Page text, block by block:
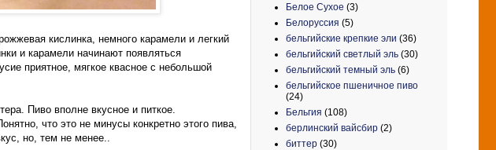
кислинка, немного карамели и легкий
и карамели начинают появляться
приятное, мягкое квасное с небольшой
Пиво вполне вкусное и питкое.
что это не минусы конкретно этого пива,
но, тем не менее..
Белое Сухое (3)
Белоруссия (5)
бельгийские крепкие эли (36)
бельгийский светлый эль (30)
бельгийский темный эль (6)
бельгийское пшеничное пиво
(24)
Бельгия (108)
берлинский вайсбир (2)
биттер (30)